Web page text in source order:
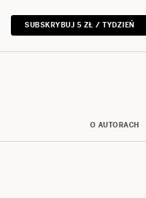
SUBSKRYBUJ 5 ZŁ / TYDZIEŃ
O AUTORACH